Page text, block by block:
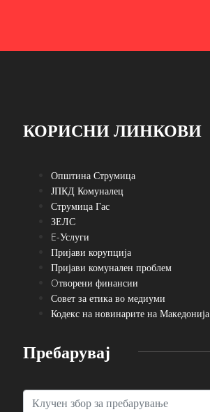
КОРИСНИ ЛИНКОВИ
Општина Струмица
ЈПКД Комуналец
Струмица Гас
ЗЕЛС
E-Услуги
Пријави корупција
Пријави комунален проблем
Oтворени финансии
Совет за етика во медиуми
Кодекс на новинарите на Македонија
Пребарувај